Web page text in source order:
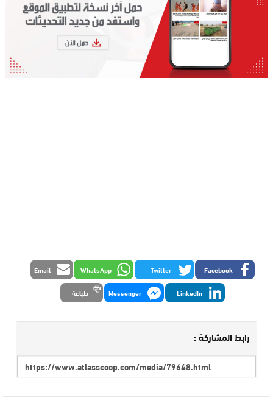
Facebook
Twitter
WhatsApp
Email
LinkedIn
Messenger طباعة
رابط المشاركة :